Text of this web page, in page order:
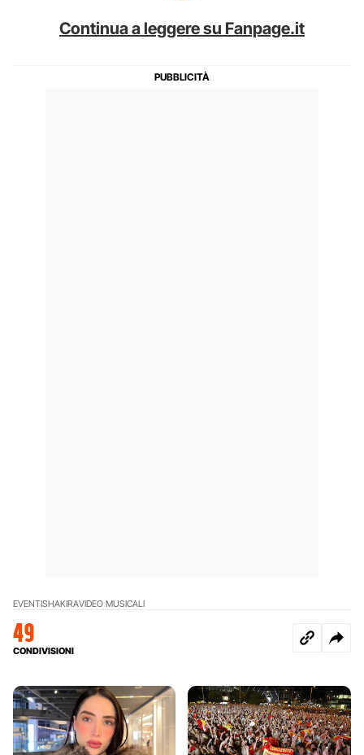
Continua a leggere su Fanpage.it
EVENTISHAKIRAVIDEO MUSICALI
49
CONDIVISIONI